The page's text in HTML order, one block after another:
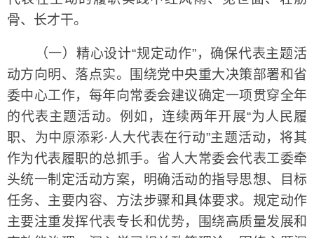
骨、长才干。
（一）精心设计“规定动作”，确保代表主题活
动方向明、落点实。围绕党中央重大决策部署和省
委中心工作，每年向常委会建议确定一项贯穿全年
的代表主题活动。例如，连续两年开展“为人民履
职、为中原添彩·人大代表在行动”主题活动，将其
作为代表履职的总抓手。省人大常委会代表工委牵
头统一制定活动方案，明确活动的指导思想、目标
任务、主要内容、方法步骤和具体要求。规定动作
主要注重发挥代表专长和优势，围绕高质量发展和